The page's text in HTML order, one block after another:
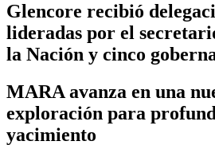
Glencore recibió
lideradas por el
la Nación y cinco
MARA avanza en una
exploración para
yacimiento